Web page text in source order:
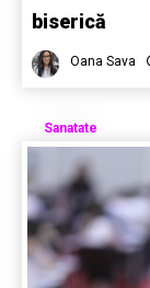
biserică
Oana Sava
Sanatate